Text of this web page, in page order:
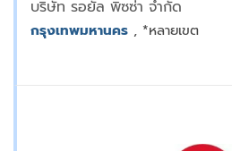
บริษัท รอยัล พิซซ่า จำกัด
กรุงเทพมหานคร , *หลายเขต